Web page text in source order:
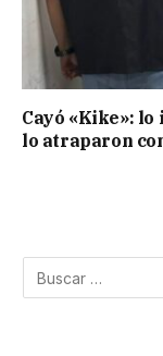
Cayó «Kike»:
lo atraparon